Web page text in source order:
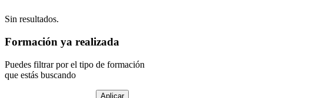
Sin resultados.
Formación ya realizada
Puedes filtrar por el tipo de formación
que estás buscando